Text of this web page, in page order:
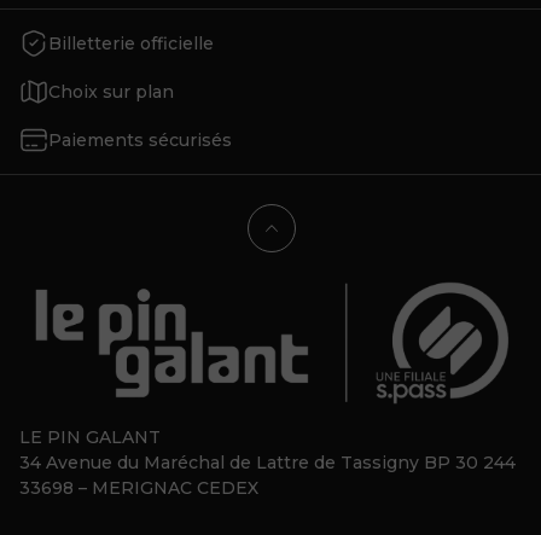
Billetterie officielle
Choix sur plan
Paiements sécurisés
LE PIN GALANT
34 Avenue du Maréchal de Lattre de Tassigny BP 30 244
33698 – MERIGNAC CEDEX